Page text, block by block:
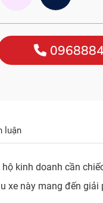
luận
kinh doanh cần
xe này mang đến